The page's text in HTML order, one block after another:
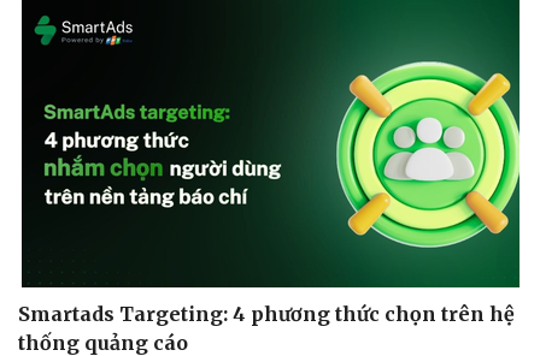
Smartads Targeting: 4 phương thức chọn trên hệ
thống quảng cáo